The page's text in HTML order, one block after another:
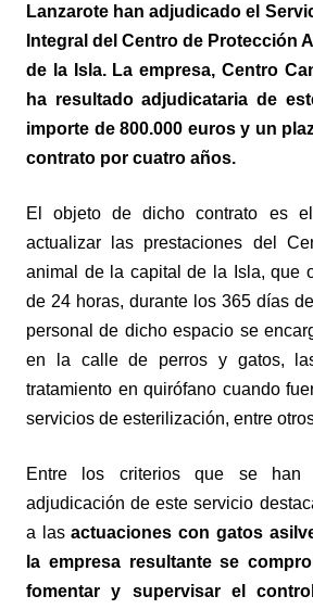
Lanzarote han adjudicado el
Integral del Centro de Protección
de la Isla. La empresa,Centro
ha resultado adjudicataria de
importe de 800.000 euros y un
contrato por cuatro años.
El objeto de dicho contrato es
actualizar las prestaciones del
animal de la capital de la Isla, que
de 24 horas, durante los 365 días
personal de dicho espacio se
en la calle de perros y gatos,
tratamiento en quirófano cuando
servicios de esterilización, entre
Entre los criterios que se han
adjudicación de este servicio
a lasactuaciones con gatos
la empresa resultante se
fomentar y supervisar el